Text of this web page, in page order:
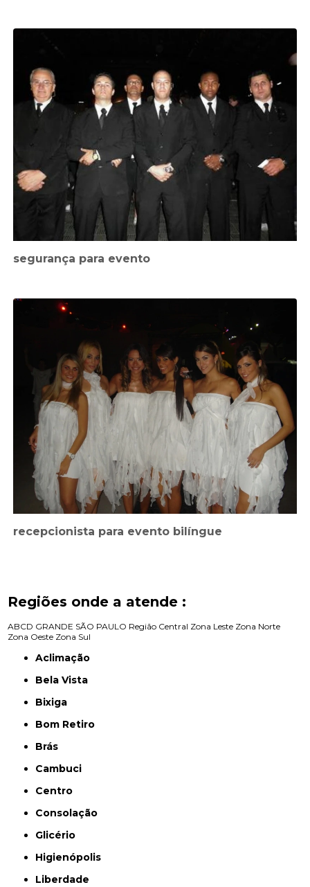
segurança para evento
recepcionista para evento bilíngue
Regiões onde a atende :
ABCD GRANDE SÃO PAULO Região Central Zona Leste Zona Norte
Zona Oeste Zona Sul
Aclimação
Bela Vista
Bixiga
Bom Retiro
Brás
Cambuci
Centro
Consolação
Glicério
Higienópolis
Liberdade